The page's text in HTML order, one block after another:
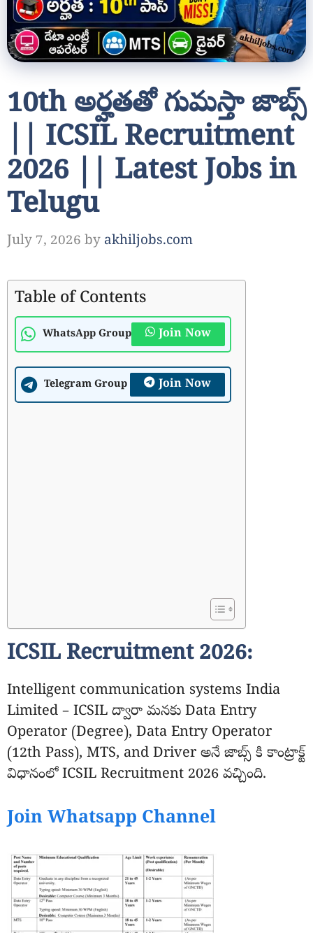
10th అర్హతతో గుమస్తా జాబ్స్
|| ICSIL Recruitment
2026 || Latest Jobs in
Telugu
July 7, 2026 by akhiljobs.com
Table of Contents
WhatsApp Group Join Now
Telegram Group Join Now
ICSIL Recruitment 2026:
Intelligent communication systems India
Limited – ICSIL ద్వారా మనకు Data Entry
Operator (Degree), Data Entry Operator
(12th Pass), MTS, and Driver అనే జాబ్స్ కి కాంట్రాక్ట్
విధానంలో ICSIL Recruitment 2026 వచ్చింది.
Join Whatsapp Channel